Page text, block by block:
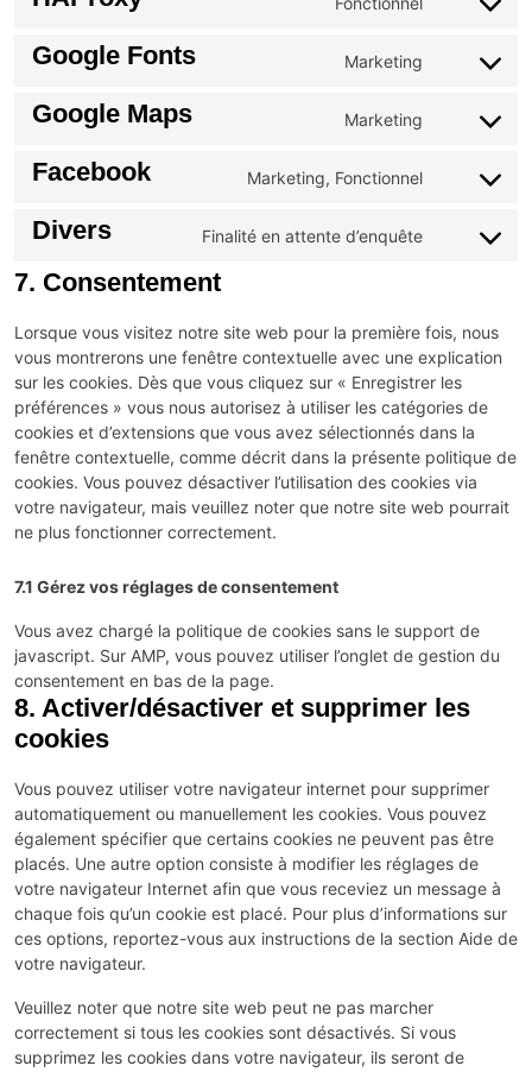
Google Fonts Marketing
Google Maps Marketing
Facebook Marketing, Fonctionnel
Divers Finalité en attente d’enquête
7. Consentement
Lorsque vous visitez notre site web pour la première fois, nous
vous montrerons une fenêtre contextuelle avec une explication
sur les cookies. Dès que vous cliquez sur « Enregistrer les
préférences » vous nous autorisez à utiliser les catégories de
cookies et d’extensions que vous avez sélectionnés dans la
fenêtre contextuelle, comme décrit dans la présente politique de
cookies. Vous pouvez désactiver l’utilisation des cookies via
votre navigateur, mais veuillez noter que notre site web pourrait
ne plus fonctionner correctement.
7.1 Gérez vos réglages de consentement
Vous avez chargé la politique de cookies sans le support de
javascript. Sur AMP, vous pouvez utiliser l’onglet de gestion du
consentement en bas de la page.
8. Activer/désactiver et supprimer les
cookies
Vous pouvez utiliser votre navigateur internet pour supprimer
automatiquement ou manuellement les cookies. Vous pouvez
également spécifier que certains cookies ne peuvent pas être
placés. Une autre option consiste à modifier les réglages de
votre navigateur Internet afin que vous receviez un message à
chaque fois qu’un cookie est placé. Pour plus d’informations sur
ces options, reportez-vous aux instructions de la section Aide de
votre navigateur.
Veuillez noter que notre site web peut ne pas marcher
correctement si tous les cookies sont désactivés. Si vous
supprimez les cookies dans votre navigateur, ils seront de